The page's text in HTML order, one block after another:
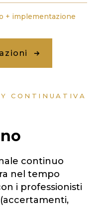
+ implementazione
CONTINUATIVA
continuo
nel tempo
i professionisti